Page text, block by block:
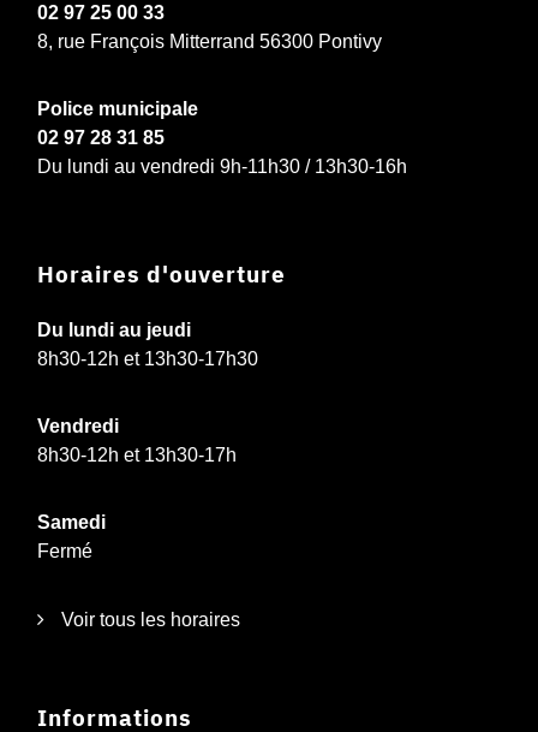
02 97 25 00 33
8, rue François Mitterrand 56300 Pontivy
Police municipale
02 97 28 31 85
Du lundi au vendredi 9h-11h30 / 13h30-16h
Horaires d'ouverture
Du lundi au jeudi
8h30-12h et 13h30-17h30
Vendredi
8h30-12h et 13h30-17h
Samedi
Fermé
Voir tous les horaires
Informations